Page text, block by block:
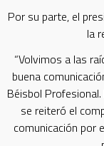
Por su parte, el
la
“Volvimos a las
buena
Béisbol
se reiteró el
comunicación por